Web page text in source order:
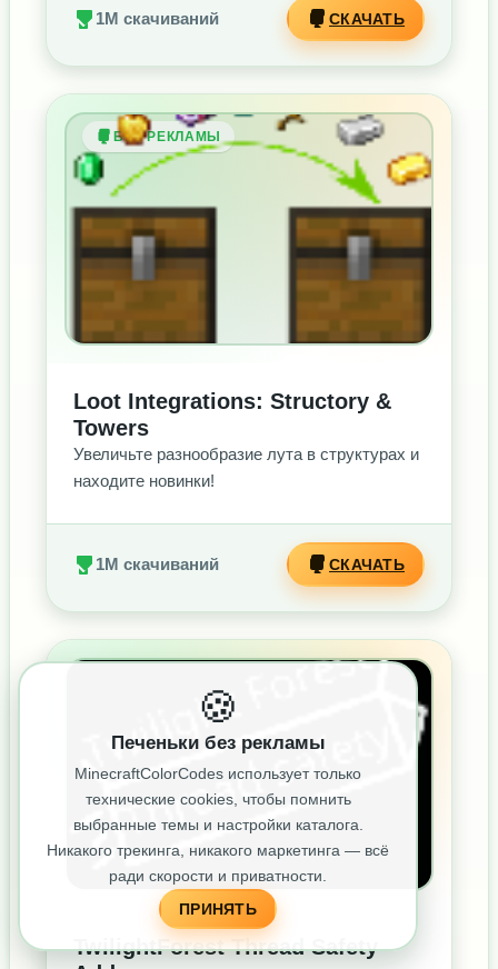
1M скачиваний СКАЧАТЬ
БЕЗ РЕКЛАМЫ
Loot Integrations: Structory &
Towers
Увеличьте разнообразие лута в структурах и
находите новинки!
1M скачиваний СКАЧАТЬ
TwilightForest Thread Safety
🍪
Печеньки без рекламы
MinecraftColorCodes использует только
технические cookies, чтобы помнить
выбранные темы и настройки каталога.
Никакого трекинга, никакого маркетинга — всё
ради скорости и приватности.
ПРИНЯТЬ